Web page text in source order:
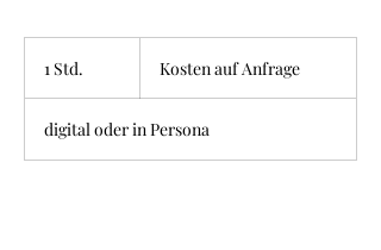
1 Std.
d
Anfrage
Kosten auf Anfrage
digital oder in Persona